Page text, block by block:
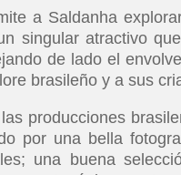
a Saldanha
singular atractivo
de lado el
brasileño y a sus
producciones
por una bella
una buena